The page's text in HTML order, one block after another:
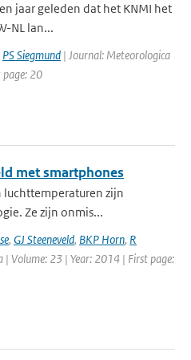
jaar geleden dat het KNMI het
NL lan...
PS Siegmund | Journal: Meteorologica
page: 20
met smartphones
luchttemperaturen zijn
Ze zijn onmis...
, GJ Steeneveld, BKP Horn, R
| Volume: 23 | Year: 2014 | First page: